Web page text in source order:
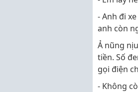
- Anh đi
anh còn
Ả nũng
tiền. Số
gọi điện
- Không